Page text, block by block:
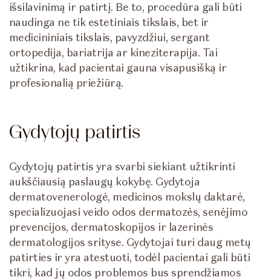
išsilavinimą ir patirtį. Be to, procedūra gali būti
naudinga ne tik estetiniais tikslais, bet ir
medicininiais tikslais, pavyzdžiui, sergant
ortopedija, bariatrija ar kineziterapija. Tai
užtikrina, kad pacientai gauna visapusišką ir
profesionalią priežiūrą.
Gydytojų patirtis
Gydytojų patirtis yra svarbi siekiant užtikrinti
aukščiausią paslaugų kokybę. Gydytoja
dermatovenerologė, medicinos mokslų daktarė,
specializuojasi veido odos dermatozės, senėjimo
prevencijos, dermatoskopijos ir lazerinės
dermatologijos srityse. Gydytojai turi daug metų
patirties ir yra atestuoti, todėl pacientai gali būti
tikri, kad jų odos problemos bus sprendžiamos